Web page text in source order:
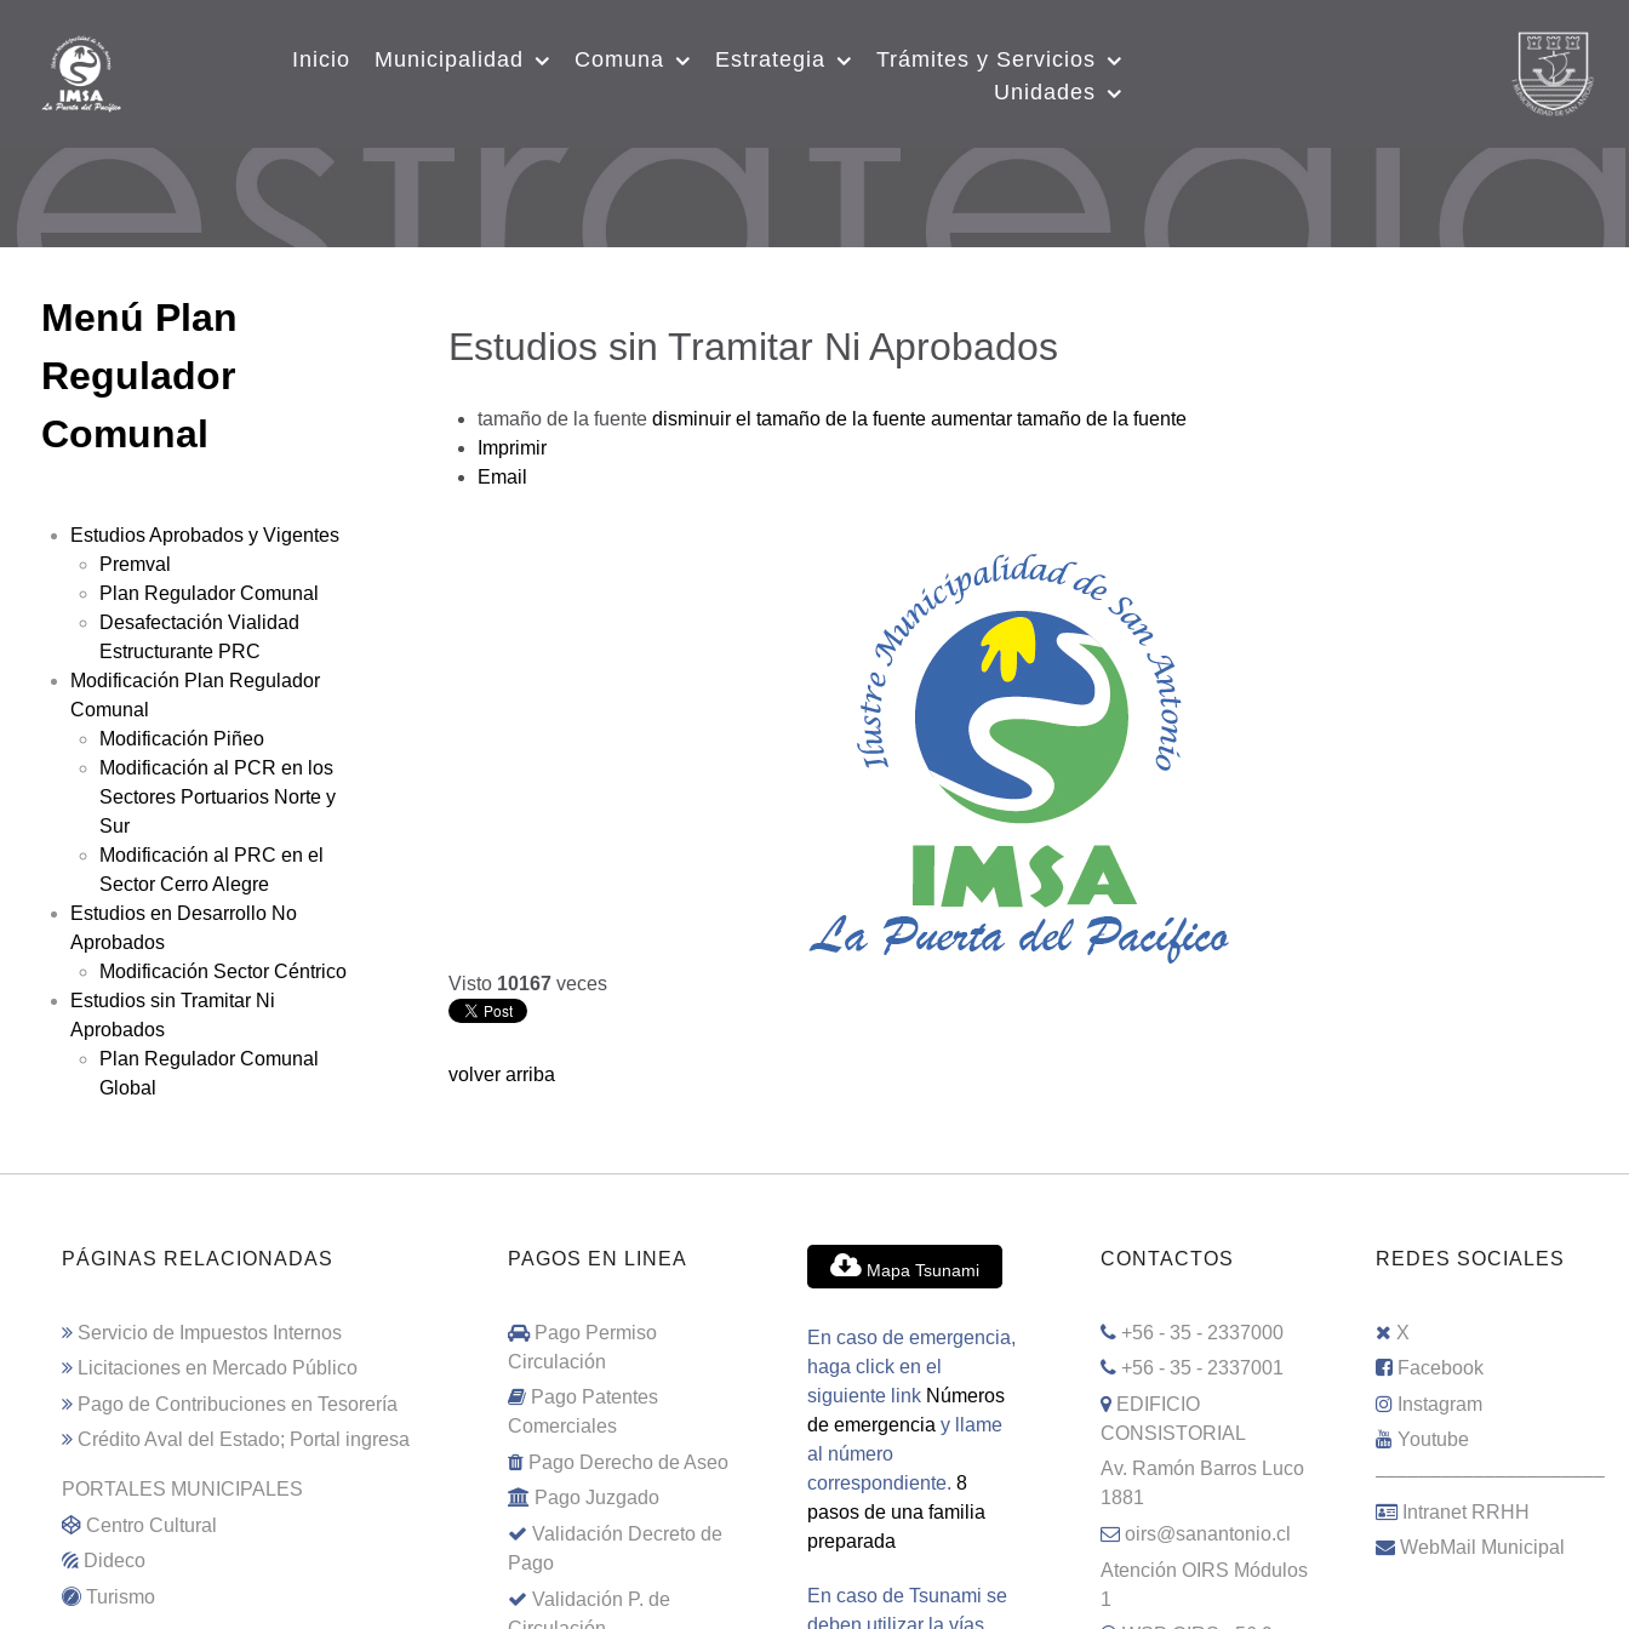
Inicio Municipalidad Comuna Estrategia
Trámites y Servicios
Unidades
Menú Plan
Regulador
Comunal
Estudios Aprobados y Vigentes
Premval
Plan Regulador Comunal
Desafectación Vialidad
Estructurante PRC
Modificación Plan Regulador
Comunal
Modificación Piñeo
Modificación al PCR en los
Sectores Portuarios Norte y
Sur
Modificación al PRC en el
Sector Cerro Alegre
Estudios en Desarrollo No
Aprobados
Modificación Sector Céntrico
Estudios sin Tramitar Ni
Aprobados
Plan Regulador Comunal
Global
Estudios sin Tramitar Ni Aprobados
tamaño de la fuente disminuir el tamaño de la fuente aumentar tamaño de la fuente
Imprimir
Email
Visto 10167 veces
volver arriba
PÁGINAS RELACIONADAS
Servicio de Impuestos Internos
Licitaciones en Mercado Público
Pago de Contribuciones en Tesorería
Crédito Aval del Estado; Portal ingresa
PORTALES MUNICIPALES
Centro Cultural
Dideco
Turismo
PAGOS EN LINEA
Pago Permiso
Circulación
Pago Patentes
Comerciales
Pago Derecho de Aseo
Pago Juzgado
Validación Decreto de
Pago
Validación P. de
Mapa Tsunami
En caso de emergencia,
haga click en el
siguiente link Números
de emergencia y llame
al número
correspondiente. 8
pasos de una familia
preparada
En caso de Tsunami se
deben utilizar la vías
CONTACTOS
+56 - 35 - 2337000
+56 - 35 - 2337001
EDIFICIO
CONSISTORIAL
Av. Ramón Barros Luco
1881
oirs@sanantonio.cl
Atención OIRS Módulos
1
REDES SOCIALES
X
Facebook
Instagram
Youtube
–––––––––––––––––––––
Intranet RRHH
WebMail Municipal